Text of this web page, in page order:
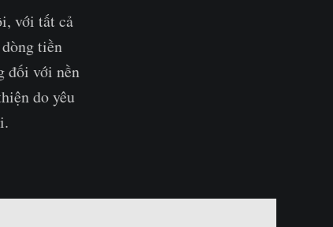
với tất cả
tiền
đối với nền
do yêu